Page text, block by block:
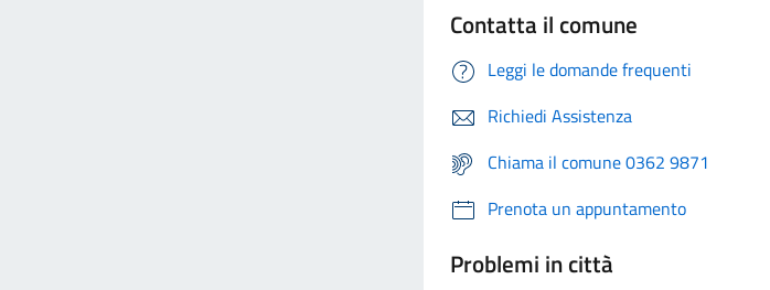
Contatta il comune
Leggi le domande frequenti
Richiedi Assistenza
Chiama il comune 0362 9871
Prenota un appuntamento
Problemi in città